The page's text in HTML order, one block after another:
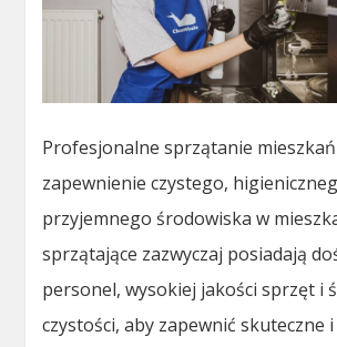
Profesjonalne sprzątanie
zapewnienie czystego,
przyjemnego środowiska w
sprzątające zazwyczaj posiadają
personel, wysokiej jakości sprzęt i
czystości, aby zapewnić skuteczne i